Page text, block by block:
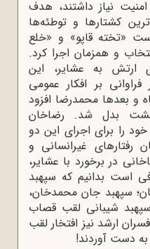
نیاز داشتند، هدف
کشتارها و توطئه‌ها
«تخته قاپو» و «خلع
و همزمان اجرا کرد.
ارتش به عشایر، ‌این
بر افکار عمومی
بعدها محمدرضا افزود
بدل شد. رضاخان
را برای اجرای این دو
رفتارهای غیرانسانی و
در برخورد با عشایر،
است بدانیم که سپهبد
سپهبد جان محمدخان،
شیبانی لقب قصاب
ارشد نیز افتخار لقب
دست آوردند!